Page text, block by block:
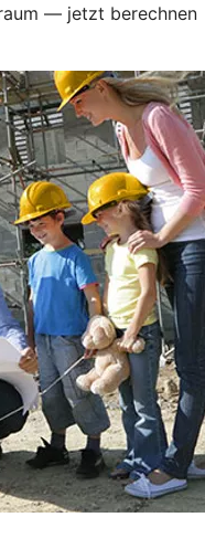
— jetzt berechnen